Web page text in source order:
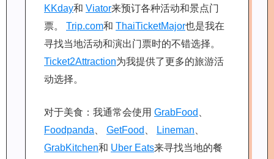
KKday和 Viator来预订各种活动和景点门
票。 Trip.com和 ThaiTicketMajor也是我在
寻找当地活动和演出门票时的不错选择。
Ticket2Attraction为我提供了更多的旅游活
动选择。
对于美食：我通常会使用 GrabFood
Foodpanda
GetFood Lineman
GrabKitchen和 Uber Eats来寻找当地的餐